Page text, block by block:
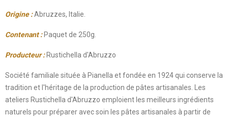
Origine:Abruzzes, Italie.
Contenant:Paquet de 250g.
Producteur: Rustichella d'Abruzzo
Société familiale située à Pianella et fondée en 1924 qui conserve la
tradition et l'héritage de la production de pâtes artisanales. Les
ateliers Rustichella d'Abruzzo emploient les meilleurs ingrédients
naturels pour préparer avec soin les pâtes artisanales à partir de